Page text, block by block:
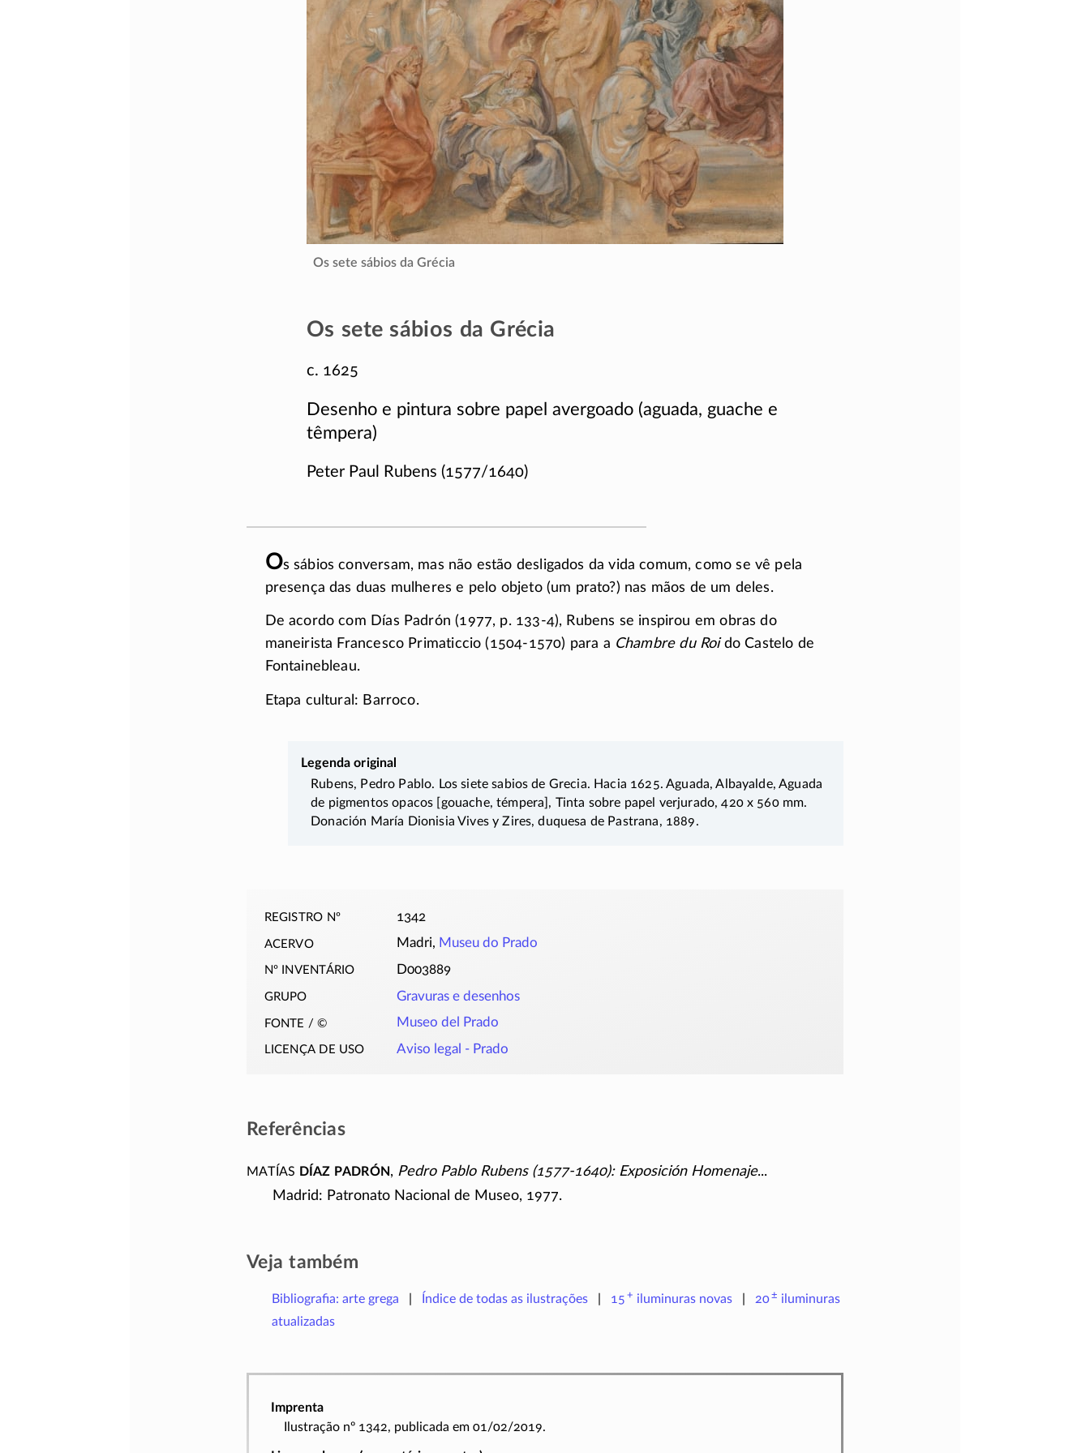
Os sete sábios da Grécia
Os sete sábios da Grécia
c. 1625
Desenho e pintura sobre papel avergoado (aguada, guache e
têmpera)
Peter Paul Rubens (1577/1640)
Os sábios conversam, mas não estão desligados da vida comum, como se vê pela
presença das duas mulheres e pelo objeto (um prato?) nas mãos de um deles.
De acordo com Días Padrón (1977, p. 133-4), Rubens se inspirou em obras do
maneirista Francesco Primaticcio(1504-1570) para a Chambre du Roido Castelo de
Fontainebleau.
Etapa cultural: Barroco.
Legenda original
Rubens, Pedro Pablo. Los siete sabios de Grecia. Hacia 1625. Aguada, Albayalde, Aguada
de pigmentos opacos [gouache, témpera], Tinta sobre papel verjurado, 420 x 560 mm.
Donación María Dionisia Vives y Zires, duquesa de Pastrana, 1889.
registro nº 1342
acervo Madri, Museu do Prado
nº inventário D003889
grupo Gravuras e desenhos
fonte / © Museo del Prado
licença de uso Aviso legal - Prado
Referências
Matías Díaz Padrón, Pedro Pablo Rubens (1577-1640):Exposición Homenaje...
Madrid: Patronato Nacional de Museo, 1977.
Veja também
Bibliografia: arte grega Índice de todas as ilustrações 15 + iluminurasnovas 20± iluminuras
atualizadas
Imprenta
Ilustração nº 1342, publicada em 01/02/2019.